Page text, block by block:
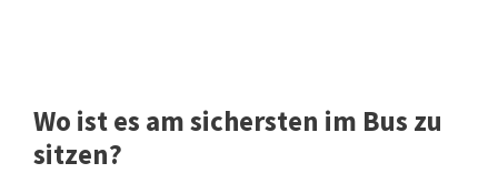
Wo ist es am sichersten im Bus zu
sitzen?